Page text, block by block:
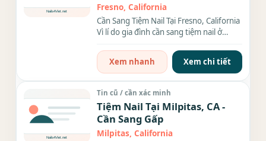
Fresno, California
Cần Sang Tiệm Nail Tại Fresno, California
Vì lí do gia đình cần sang tiệm nail ở
Xem nhanh
Xem chi tiết
Tin cũ / cần xác minh
Tiệm Nail Tại Milpitas, CA -
Cần Sang Gấp
Milpitas, California